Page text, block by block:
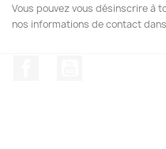
Vous pouvez vous désinscrire à
nos informations de contact